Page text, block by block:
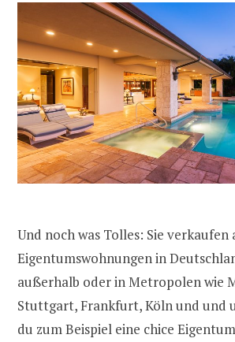
Und noch was Tolles: Sie verkaufen
Eigentumswohnungen in
außerhalb oder in Metropolen wie
Stuttgart, Frankfurt, Köln und und
du zum Beispiel eine chice